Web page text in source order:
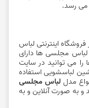
اینترنتی لباس
لباس مجلسیها دارای
می توانید در سایت
لباسشویی استفاده
مدل لباس مجلسی
و به صورت آنلاین و به